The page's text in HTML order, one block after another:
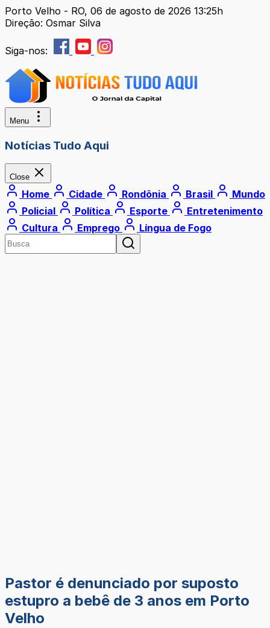
Porto Velho - RO, 06 de agosto de 2026 13:25h
Direção: Osmar Silva
Siga-nos:
Menu
Notícias Tudo Aqui
Close
Home Cidade Rondônia Brasil
Mundo
Policial
Política Esporte
Entretenimento
Cultura
Emprego Língua de Fogo
Pastor é denunciado por suposto
estupro a bebê de 3 anos em Porto
Velho